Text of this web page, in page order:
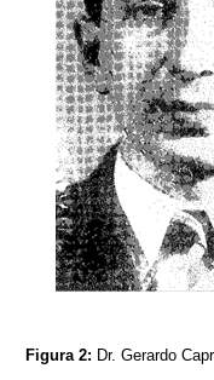
Figura 2: Dr. Gerardo